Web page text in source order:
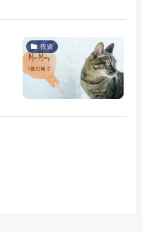
投資